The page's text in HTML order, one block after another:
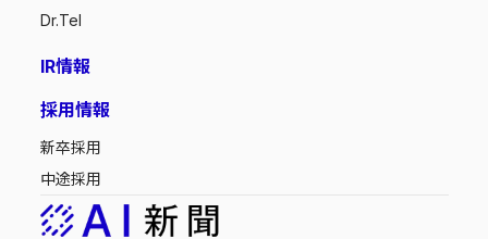
Dr.Tel
IR情報
採用情報
新卒採用
中途採用